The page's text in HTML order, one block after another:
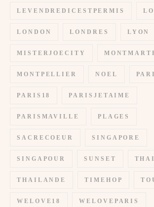
LEVENDREDICESTPERMIS
LONDON LONDRES LYON
MISTERJOECITY
MONTPELLIER NOEL
PARIS18 PARISJETAIME
PARISMAVILLE PLAGES
SACRECOEUR SINGAPORE
SINGAPOUR SUNSET
THAILANDE TIMEHOP
WELOVE18 WELOVEPARIS